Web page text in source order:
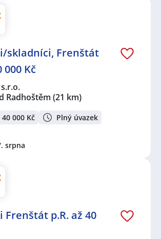
skladníci, Frenštát
000 Kč
Radhoštěm (21 km)
000 Kč Plný úvazek
srpna
p.R. až 40